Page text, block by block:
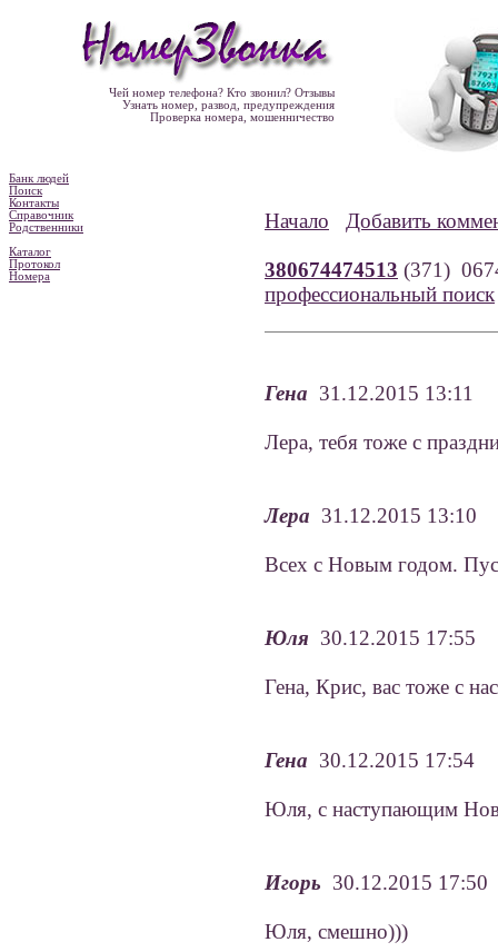
Чей номер телефона? Кто звонил? Отзывы
Узнать номер, развод, предупреждения
Проверка номера, мошенничество
Банк людей
Поиск
Контакты
Справочник
Родственники
Каталог
Протокол
Номера
Начало Добавить
380674474513 (371)
профессиональный поиск
Гена 31.12.2015 13:11
Лера, тебя тоже с
Лера 31.12.2015 13:10
Всех с Новым годом.
Юля 30.12.2015 17:55
Гена, Крис, вас тоже с
Гена 30.12.2015 17:54
Юля, с наступающим
Игорь 30.12.2015 17:50
Юля, смешно)))